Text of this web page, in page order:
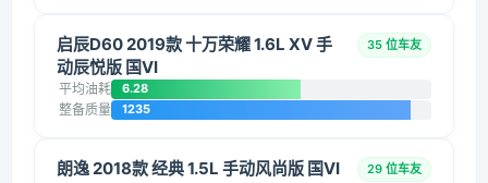
启辰D60 2019款 十万荣耀 1.6L XV 手
动辰悦版 国VI
35 位车友
平均油耗 6.28
整备质量 1235
朗逸 2018款 经典 1.5L 手动风尚版 国VI 29 位车友